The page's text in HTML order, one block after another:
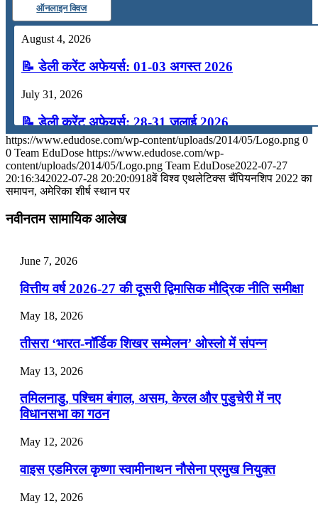
टुडेज जीके
ऑनलाइन क्विज
August 4, 2026
📝 डेली करेंट अफेयर्स: 01-03 अगस्त 2026
July 31, 2026
📝 डेली करेंट अफेयर्स: 28-31 जुलाई 2026
July 28, 2026
📝 डेली करेंट अफेयर्स: 25-27 जुलाई 2026
July 22, 2026
📝 डेली करेंट अफेयर्स: 19-21 जुलाई 2026
July 19, 2026
📝 डेली करेंट अफेयर्स: 16-18 जुलाई 2026
July 16, 2026
📝 डेली करेंट अफेयर्स: 13-15 जुलाई 2026
https://www.edudose.com/wp-content/uploads/2014/05/Logo.png 0
0 Team EduDose https://www.edudose.com/wp-
content/uploads/2014/05/Logo.png Team EduDose2022-07-27
20:16:342022-07-28 20:20:0918वें विश्व एथलेटिक्स चैंपियनशिप 2022 का
समापन, अमेरिका शीर्ष स्थान पर
नवीनतम सामायिक आलेख
June 7, 2026
वित्तीय वर्ष 2026-27 की दूसरी द्विमासिक मौद्रिक नीति समीक्षा
May 18, 2026
तीसरा ‘भारत-नॉर्डिक शिखर सम्मेलन’ ओस्लो में संपन्न
May 13, 2026
तमिलनाडु, पश्चिम बंगाल, असम, केरल और पुडुचेरी में नए
विधानसभा का गठन
May 12, 2026
वाइस एडमिरल कृष्णा स्वामीनाथन नौसेना प्रमुख नियुक्त
May 12, 2026